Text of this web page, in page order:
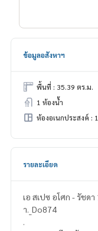
ข้อมูลอสังหาฯ
พื้นที่ : 35.39 ตร.ม.
1 ห้องน้ำ
ห้องอเนกประสงค์ : 1
รายละเอียด
เอ สเปซ อโศก - รัช
า._Do874
.